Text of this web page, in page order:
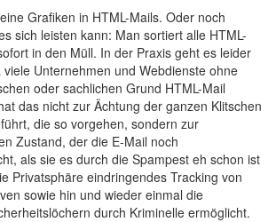
Grafiken in HTML-Mails. Oder noch
sich leisten kann: Man sortiert alle HTML-
in den Müll. In der Praxis geht es leider
Unternehmen und Webdienste ohne
oder sachlichen Grund HTML-Mail
das nicht zur Ächtung der ganzen Klitschen
die so vorgehen, sondern zur
Zustand, der die E-Mail noch
als sie es durch die Spampest eh schon ist
Privatsphäre eindringendes Tracking von
sowie hin und wieder einmal die
durch Kriminelle ermöglicht.